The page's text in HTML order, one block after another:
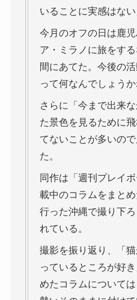
いることに実感はない
今月のオフの日は鹿
ア・ミラノに旅をす
間にあてた。今後の
って何なんでしょうか
さらに「今まで出来
た景色を見るために
てないことが多いの
た。
同作は「週刊プレイ
載中のコラムをまと
行った沖縄で撮り下
れている。
撮影を振り返り、「
っているところが好
めたコラムについて